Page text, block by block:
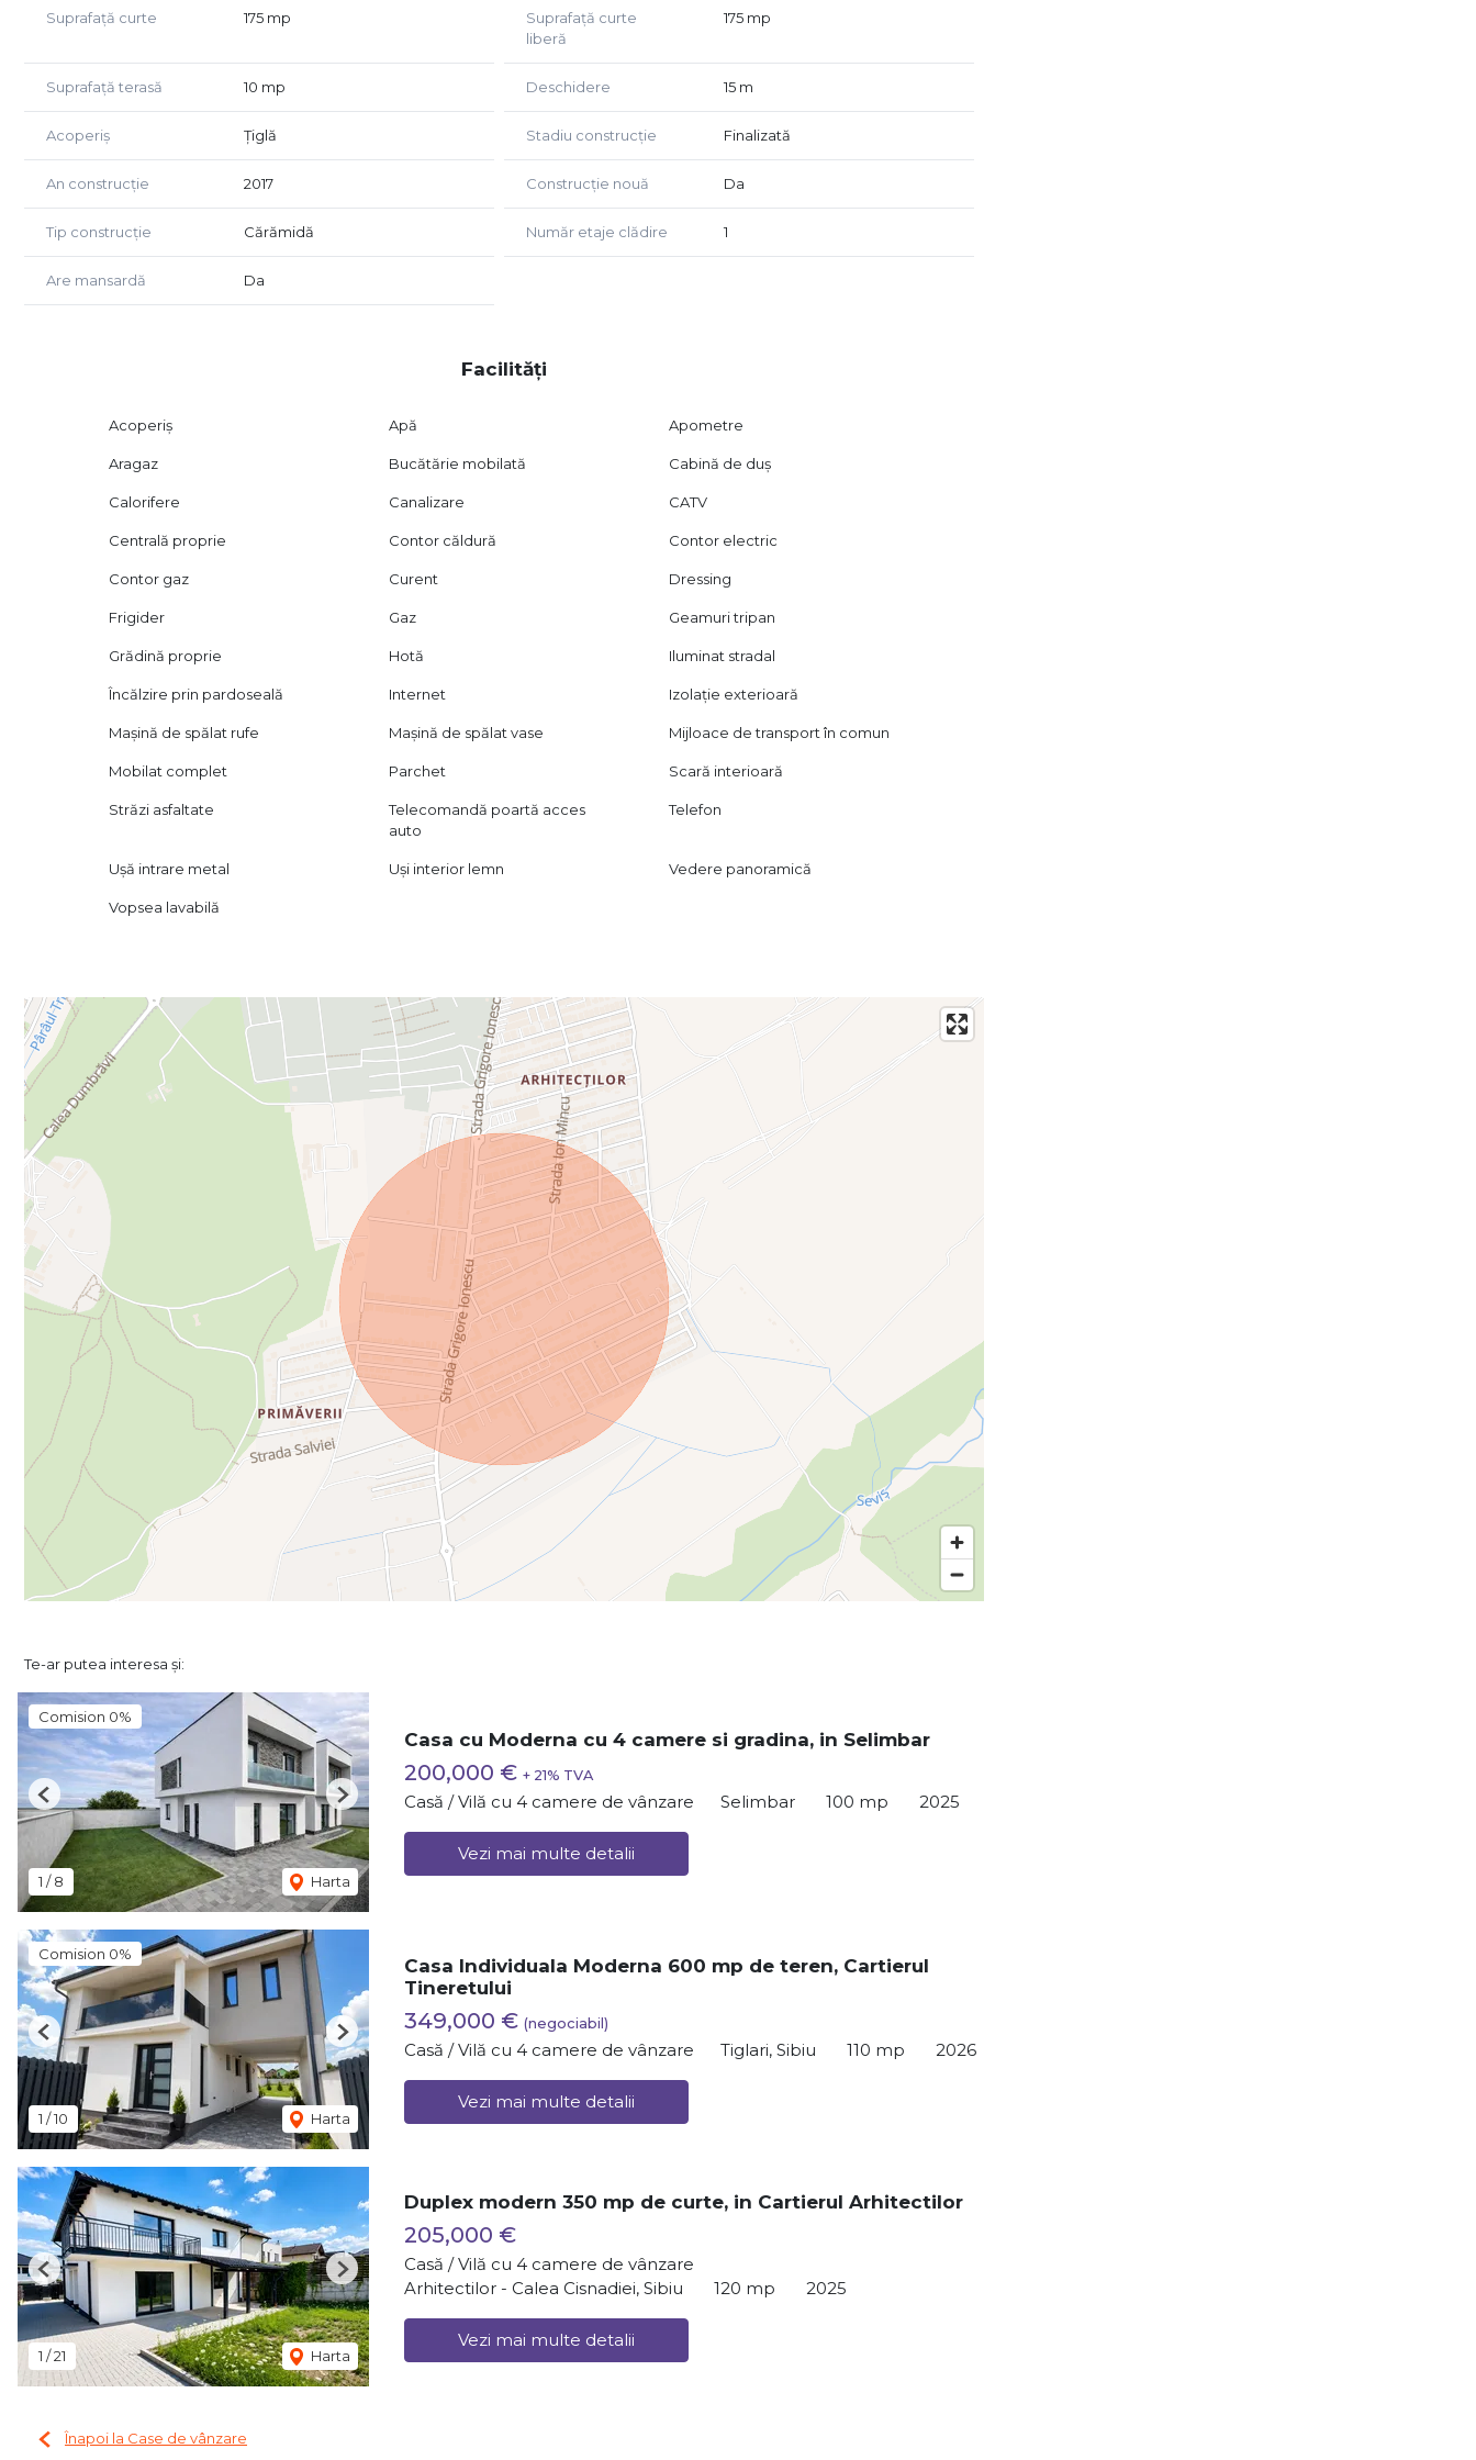
-parchet din lemn masiv.
Pret: 280.000 Euro
Suprafață curte 175 mp
Suprafață curte
liberă
175 mp
Suprafață terasă 10 mp Deschidere 15 m
Acoperiș Țiglă Stadiu construcție Finalizată
An construcție 2017 Construcție nouă Da
Tip construcție Cărămidă Număr etaje clădire 1
Are mansardă Da
Facilități
Acoperiș Apă Apometre
Aragaz Bucătărie mobilată Cabină de duș
Calorifere Canalizare CATV
Centrală proprie Contor căldură Contor electric
Contor gaz Curent Dressing
Frigider Gaz Geamuri tripan
Grădină proprie Hotă Iluminat stradal
Încălzire prin pardoseală Internet Izolație exterioară
Mașină de spălat rufe Mașină de spălat vase Mijloace de transport în comun
Mobilat complet Parchet Scară interioară
Străzi asfaltate
Telecomandă poartă acces
auto
Telefon
Ușă intrare metal Uși interior lemn Vedere panoramică
Vopsea lavabilă
Te-ar putea interesa și:
Comision 0%
1 /8 Harta
Previous Next
Casa cu Moderna cu 4 camere si gradina, in Selimbar
200,000 € + 21% TVA
Casă / Vilă cu 4 camere de vânzare Selimbar 100 mp 2025
Vezi mai multe detalii
Comision 0%
1 /10 Harta
Previous Next
Casa Individuala Moderna 600 mp de teren, Cartierul
Tineretului
349,000 € (negociabil)
Casă / Vilă cu 4 camere de vânzare Tiglari, Sibiu 110 mp 2026
Vezi mai multe detalii
1 /21 Harta
Previous Next
Duplex modern 350 mp de curte, in Cartierul Arhitectilor
205,000 €
Casă / Vilă cu 4 camere de vânzare
Arhitectilor - Calea Cisnadiei, Sibiu
120 mp 2025
Vezi mai multe detalii
Înapoi la Case de vânzare